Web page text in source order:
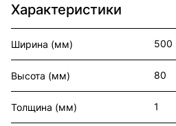
Характеристики
Ширина (мм) 500
Высота (мм) 80
Толщина (мм) 1